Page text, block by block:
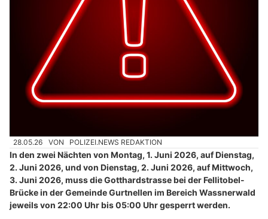
28.05.26 VON POLIZEI.NEWS REDAKTION
In den zwei Nächten von Montag, 1. Juni 2026, auf Dienstag,
2. Juni 2026, und von Dienstag, 2. Juni 2026, auf Mittwoch,
3. Juni 2026, muss die Gotthardstrasse bei der Fellitobel-
Brücke in der Gemeinde Gurtnellen im Bereich Wassnerwald
jeweils von 22:00 Uhr bis 05:00 Uhr gesperrt werden.